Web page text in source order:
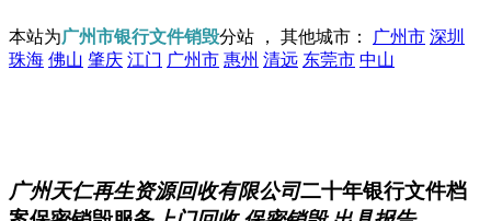
本站为广州市银行文件销毁分站 ， 其他城市： 广州市 深圳
珠海 佛山 肇庆 江门 广州市 惠州 清远 东莞市 中山
广州天仁再生资源回收有限公司二十年银行文件档